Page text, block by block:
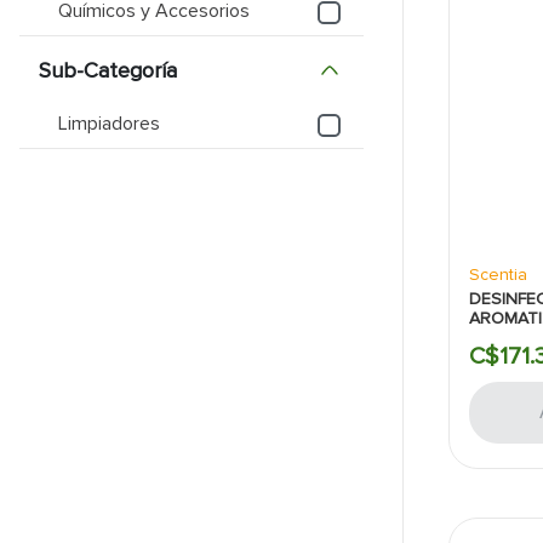
Químicos y Accesorios
Sub-Categoría
Limpiadores
Scentia
C$171.
9.
pantry